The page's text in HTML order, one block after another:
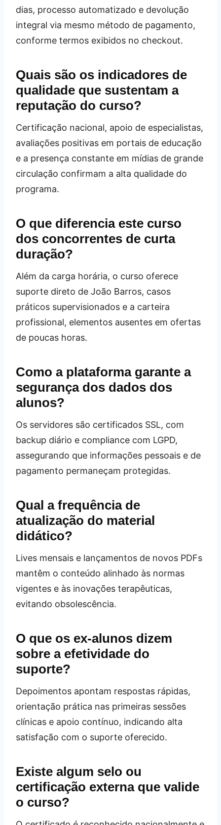
dias, processo automatizado e devolução
integral via mesmo método de pagamento,
conforme termos exibidos no checkout.
Quais são os indicadores de
qualidade que sustentam a
reputação do curso?
Certificação nacional, apoio de especialistas,
avaliações positivas em portais de educação
e a presença constante em mídias de grande
circulação confirmam a alta qualidade do
programa.
O que diferencia este curso
dos concorrentes de curta
duração?
Além da carga horária, o curso oferece
suporte direto de João Barros, casos
práticos supervisionados e a carteira
profissional, elementos ausentes em ofertas
de poucas horas.
Como a plataforma garante a
segurança dos dados dos
alunos?
Os servidores são certificados SSL, com
backup diário e compliance com LGPD,
assegurando que informações pessoais e de
pagamento permaneçam protegidas.
Qual a frequência de
atualização do material
didático?
Lives mensais e lançamentos de novos PDFs
mantêm o conteúdo alinhado às normas
vigentes e às inovações terapêuticas,
evitando obsolescência.
O que os ex‑alunos dizem
sobre a efetividade do
suporte?
Depoimentos apontam respostas rápidas,
orientação prática nas primeiras sessões
clínicas e apoio contínuo, indicando alta
satisfação com o suporte oferecido.
Existe algum selo ou
certificação externa que valide
o curso?